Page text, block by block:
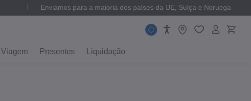
Enviamos para a maioria dos países da UE, Suíça e Noruega
Viagem Presentes Liquidação